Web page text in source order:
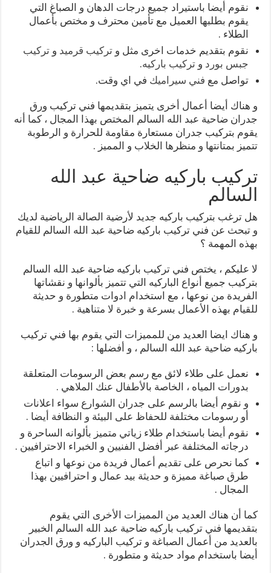
نقوم أيضا باستيراد جميع درجات الدهان و الصباغ التي
يقوم بطلبها العميل مع تأمين محترف و مختص بأعمال
الطلاء .
نقوم بتقديم خدمات اخرى مثل وتركيب قرميد وتركيب
جبس بورد وتركيب باركيه.
تواصل مع فني سيراميك في اي وقت.
و هناك أيضا أعمال أخرى يتميز بتقديمها فني تركيب ورق
جدران ضاحية عبد الله السالم المختص بهذا المجال ، كما أنه
يقوم بتركيب جدران مستعارة مقاومة للحرارة و الرطوبة
تتميز بمتانتها و منظرها الخلاب و المميز .
تركيب باركيه ضاحية عبد الله
السالم
هل ترغب بتركيب باركيه جديد لأرضية الصالة الرياضية لديك
و تبحث عن فني تركيب باركيه ضاحية عبد الله السالم للقيام
بهذه المهمة ؟
لا عليكم ، يختص فني تركيب باركيه ضاحية عبد الله السالم
بتركيب جميع أنواع الباركيه التي تتميز بألوانها و نقشاتها
الفريدة من نوعها ، مع استخدام ادوات متطورة و حديثة
للقيام بهذه الأعمال بسرعة و خبرة لا متناهية .
و هناك ايضا العديد من للمميزات التي يقوم بها فني تركيب
باركيه ضاحية عبد الله السالم ، و أفضلها :
نعمل على طلاء لائق مع رسم بعض الرسومات المتعلقة
بدورات المياه ، الخاصة بالأطفال عنك الملاهي .
و نقوم أيضا بالرسم على جدران الشوارع سواء اعلانات
أو رسومات مختلفة للحفاظ على البيئة و النظافة أيضا .
نقوم أيضا باستخدام طلاء زياتي متميز بألوانه الساحرة و
درجاته المختلفة عبر أفضل الفنيين و الخبراء الاحترافيين .
كما نحرص على تقديم أعمال فريدة من نوعها و اتباع
طرق صباغة مميزة و حديثة بيد عمال و احترافيين بهذا
المجال .
كما أن هناك العديد من المميزات الأخرى التي يقوم
بتقديمها فني تركيب باركيه ضاحية عبد الله السالم الخبير
بالعديد من أعمال الصباغة و تركيب الباركيه و ورق الجدران
أيضا باستخدام مواد حديثة و متطورة .